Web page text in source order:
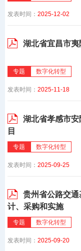
发表时间： 2025-12-02
湖北省宜昌市
专题 数字化转型
发表时间： 2025-11-18
湖北省孝感市
目
专题 数字化转型
发表时间： 2025-09-25
贵州省公路交
计、采购和实施
专题 数字化转型
发表时间： 2025-09-20